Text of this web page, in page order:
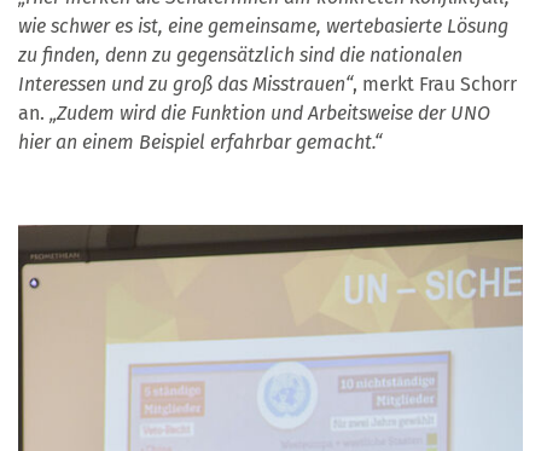
wie schwer es ist, eine gemeinsame, wertebasierte Lösung
zu finden, denn zu gegensätzlich sind die nationalen
Interessen und zu groß das Misstrauen“, merkt Frau Schorr
an. „Zudem wird die Funktion und Arbeitsweise der UNO
hier an einem Beispiel erfahrbar gemacht.“